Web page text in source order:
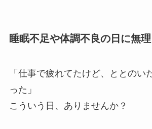
睡眠不足や体調不良の日に無
「仕事で疲れてたけど、ととのい
った」
こういう日、ありませんか？